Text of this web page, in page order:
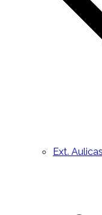
Ext. Aulicas